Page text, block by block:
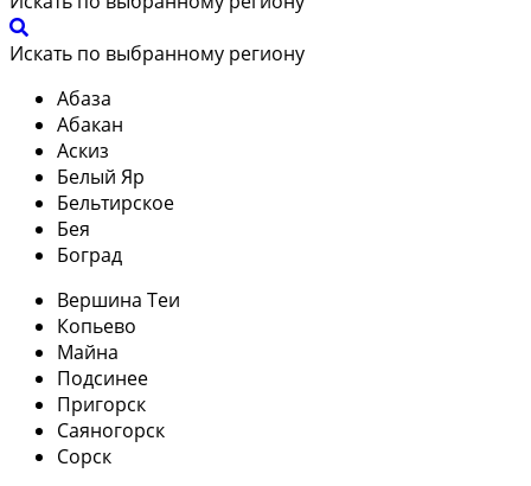
Искать по выбранному региону
Абаза
Абакан
Аскиз
Белый Яр
Бельтирское
Бея
Боград
Вершина Теи
Копьево
Майна
Подсинее
Пригорск
Саяногорск
Сорск